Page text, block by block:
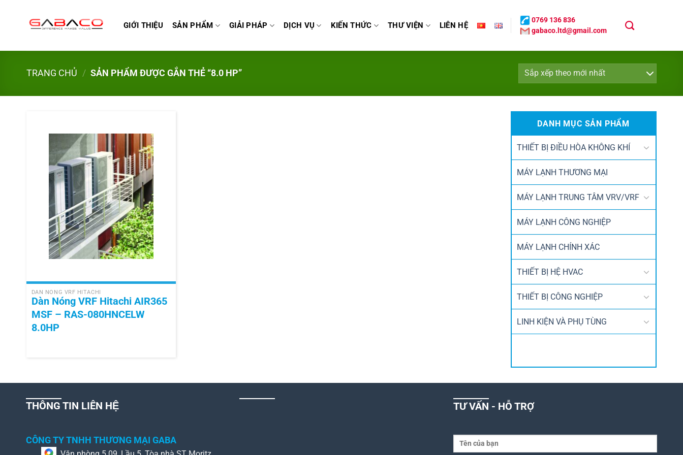
GIỚI THIỆU SẢN PHẨM GIẢI PHÁP DỊCH VỤ KIẾN THỨC THƯ VIỆN LIÊN HỆ
gabaco.ltd@gmail.com
0769 136 836
TRANG CHỦ / SẢN PHẨM ĐƯỢC GẮN THẺ “8.0 HP”
DÀN NÓNG VRF HITACHI
Dàn Nóng VRF Hitachi AIR365
MSF – RAS-080HNCELW
8.0HP
DANH MỤC SẢN PHẨM
THIẾT BỊ ĐIỀU HÒA KHÔNG KHÍ
MÁY LẠNH THƯƠNG MẠI
MÁY LẠNH TRUNG TÂM VRV/VRF
MÁY LẠNH CÔNG NGHIỆP
MÁY LẠNH CHÍNH XÁC
THIẾT BỊ HỆ HVAC
THIẾT BỊ CÔNG NGHIỆP
LINH KIỆN VÀ PHỤ TÙNG
THÔNG TIN LIÊN HỆ
CÔNG TY TNHH THƯƠNG MẠI GABA
TƯ VẤN - HỖ TRỢ